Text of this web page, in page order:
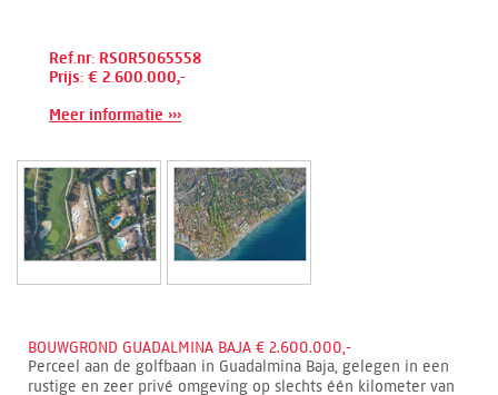
Ref.nr: RSOR5065558
Prijs: € 2.600.000,-
Meer informatie ›››
BOUWGROND GUADALMINA BAJA € 2.600.000,-
Perceel aan de golfbaan in Guadalmina Baja, gelegen in een
rustige en zeer privé omgeving op slechts één kilometer van